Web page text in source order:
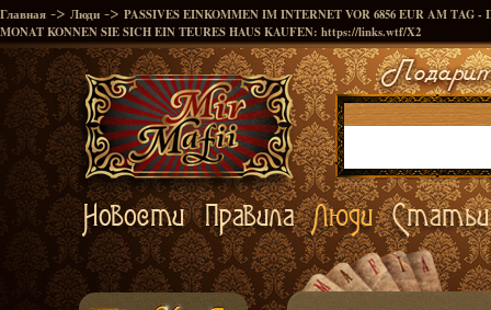
Главная -> Люди -> PASSIVES EINKOMMEN IM INTERNET VOR 6856 EUR AM TAG -
MONAT KONNEN SIE SICH EIN TEURES HAUS KAUFEN: https://links.wtf/X2